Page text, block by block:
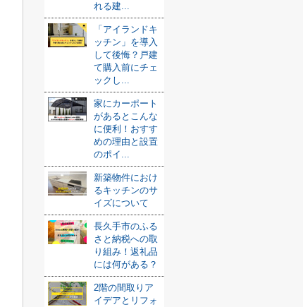
れる建...
「アイランドキ
ッチン」を導入
して後悔？戸建
て購入前にチェ
ックし...
家にカーポート
があるとこんな
に便利！おすす
めの理由と設置
のポイ...
新築物件におけ
るキッチンのサ
イズについて
長久手市のふる
さと納税への取
り組み！返礼品
には何がある？
2階の間取りア
イデアとリフォ